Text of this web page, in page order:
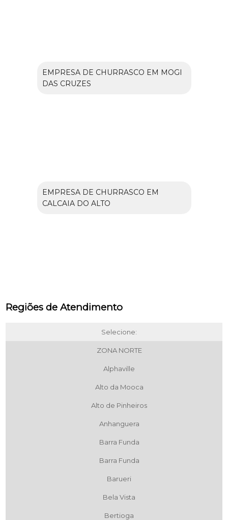
EMPRESA DE CHURRASCO EM MOGI
DAS CRUZES
EMPRESA DE CHURRASCO EM
CALCAIA DO ALTO
Regiões de Atendimento
Selecione:
ZONA NORTE
Alphaville
Alto da Mooca
Alto de Pinheiros
Anhanguera
Barra Funda
Barra Funda
Barueri
Bela Vista
Bertioga